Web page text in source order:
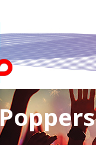
Poppers